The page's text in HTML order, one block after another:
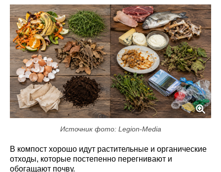
Источник фото: Legion-Media
В компост хорошо идут растительные и органические
отходы, которые постепенно перегнивают и
обогащают почву.